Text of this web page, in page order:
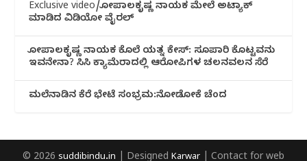
Exclusive video/ಗೋಪಾಲಕೃಷ್ಣ ನಾಯಕ ಮೇಲೆ ಅಟ್ಯಾಕ್
ಮಾಡಿದ ವಿಡಿಯೋ ವೈರಲ್
ಗೋಪಾಲಕೃಷ್ಣ ನಾಯಕ ಕೊಲೆ ಯತ್ನ ಕೇಸ್: ಸೂಪಾರಿ ಕೊಟ್ಟವನು
ಇವನೇನಾ? ಸಿಸಿ ಕ್ಯಾಮೆರಾದಲ್ಲಿ ಆರೋಪಿಗಳ ಚಲನವಲನ ಸೆರೆ
ಮಲೆನಾಡಿ‌ನ ಕೆರೆ ಭೇಟೆ ಸಂಭ್ರಮ:ನೋಡೋಕೆ ಚೆಂದ
© 2026 suddibindu.in | Designed Karwar | Contact for web